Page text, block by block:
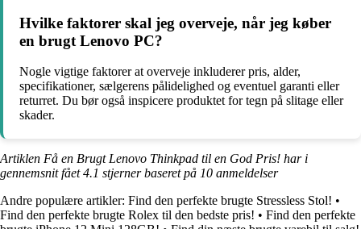
Hvilke faktorer skal jeg overveje, når jeg køber
en brugt Lenovo PC?
Nogle vigtige faktorer at overveje inkluderer pris, alder,
specifikationer, sælgerens pålidelighed og eventuel garanti eller
returret. Du bør også inspicere produktet for tegn på slitage eller
skader.
Artiklen Få en Brugt Lenovo Thinkpad til en God Pris! har i
gennemsnit fået4.1 stjerner baseret på 10 anmeldelser
Andre populære artikler: Find den perfekte brugte Stressless Stol! •
Find den perfekte brugte Rolex til den bedste pris! • Find den perfekte